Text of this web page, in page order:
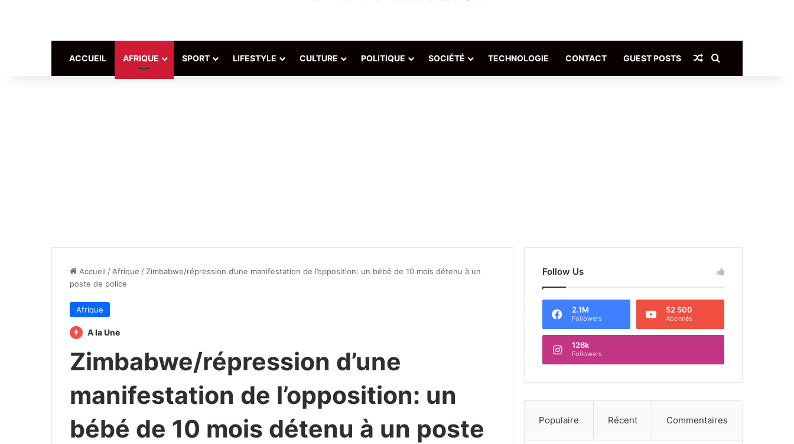
ACCUEIL AFRIQUE SPORT LIFESTYLE CULTURE POLITIQUE SOCIÉTÉ TECHNOLOGIE CONTACT GUEST POSTS Article Aléatoire
Accueil / Afrique / Zimbabwe/répression d’une manifestation de l’opposition: un bébé de 10 mois détenu à un
poste de police
Afrique
A la Une
Zimbabwe/répression d’une
manifestation de l’opposition: un
bébé de 10 mois détenu à un poste
Follow Us
2.1M
Followers
52 500
Abonnés
126k
Followers
Populaire Récent Commentaires